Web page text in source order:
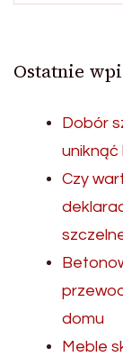
Ostatnie
Dobór
uniknąć
Czy
domu
Meble